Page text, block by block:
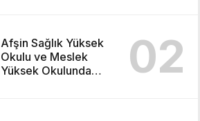
Afşin Sağlık Yüksek
Okulu ve Meslek
Yüksek Okulunda
02